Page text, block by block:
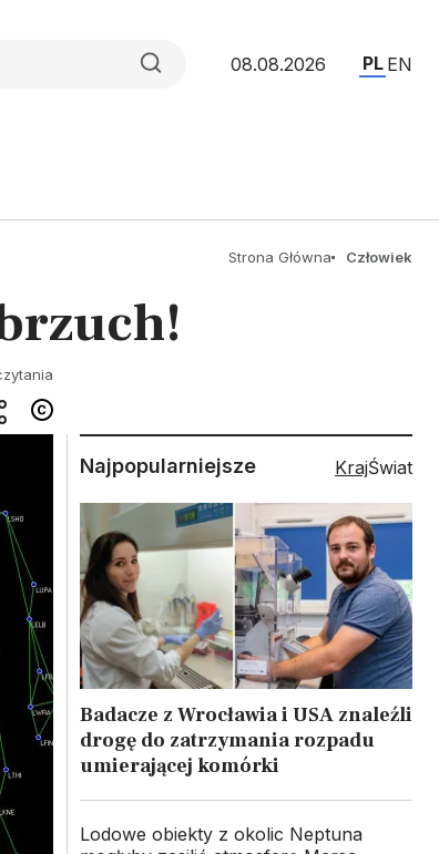
08.08.2026 PL EN
Strona Główna Człowiek
Najpopularniejsze KrajŚwiat
Badacze z Wrocławia i USA znaleźli
drogę do zatrzymania rozpadu
umierającej komórki
Lodowe obiekty z okolic Neptuna